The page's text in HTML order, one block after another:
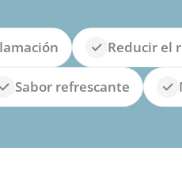
Reducir el
Sabor refrescante